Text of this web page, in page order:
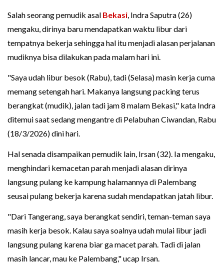
Salah seorang pemudik asal Bekasi, Indra Saputra (26)
mengaku, dirinya baru mendapatkan waktu libur dari
tempatnya bekerja sehingga hal itu menjadi alasan perjalanan
mudiknya bisa dilakukan pada malam hari ini.
"Saya udah libur besok (Rabu), tadi (Selasa) masin kerja cuma
memang setengah hari. Makanya langsung packing terus
berangkat (mudik), jalan tadi jam 8 malam Bekasi," kata Indra
ditemui saat sedang mengantre di Pelabuhan Ciwandan, Rabu
(18/3/2026) dini hari.
Hal senada disampaikan pemudik lain, Irsan (32). Ia mengaku,
menghindari kemacetan parah menjadi alasan dirinya
langsung pulang ke kampung halamannya di Palembang
seusai pulang bekerja karena sudah mendapatkan jatah libur.
"Dari Tangerang, saya berangkat sendiri, teman-teman saya
masih kerja besok. Kalau saya soalnya udah mulai libur jadi
langsung pulang karena biar ga macet parah. Tadi di jalan
masih lancar, mau ke Palembang," ucap Irsan.